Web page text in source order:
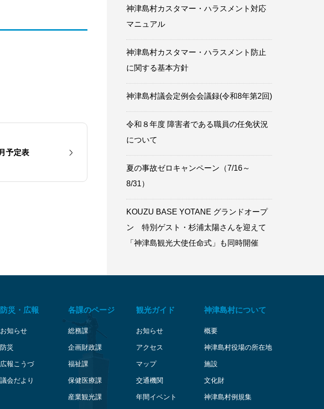
予定表
神津島村カスタマー・ハラスメント対応
マニュアル
神津島村カスタマー・ハラスメント防止
に関する基本方針
神津島村議会定例会会議録(令和8年第2回)
令和８年度 障害者である職員の任免状況
について
夏の事故ゼロキャンペーン（7/16～
8/31）
KOUZU BASE YOTANE グランドオープ
ン 特別ゲスト・杉浦太陽さんを迎えて
「神津島観光大使任命式」も同時開催
防災・広報
お知らせ
防災
広報こうづ
議会だより
各課のページ
総務課
企画財政課
福祉課
保健医療課
産業観光課
観光ガイド
お知らせ
アクセス
マップ
交通機関
年間イベント
神津島村について
概要
神津島村役場の所在地
施設
文化財
神津島村例規集